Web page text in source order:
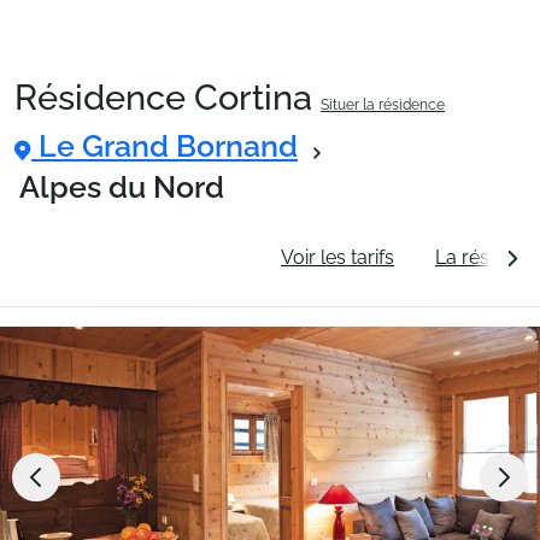
Packages
🚆Train de nuit
Hébergements
Bons plans
Résidence Cortina Situer la résidence
Le Grand Bornand
Alpes du Nord
Voir les tarifs La